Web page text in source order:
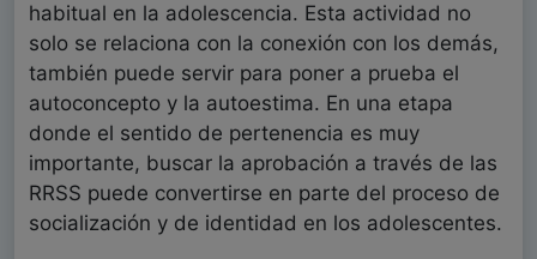
habitual en la adolescencia. Esta actividad no
solo se relaciona con la conexión con los demás,
también puede servir para poner a prueba el
autoconcepto y la autoestima. En una etapa
donde el sentido de pertenencia es muy
importante, buscar la aprobación a través de las
RRSS puede convertirse en parte del proceso de
socialización y de identidad en los adolescentes.